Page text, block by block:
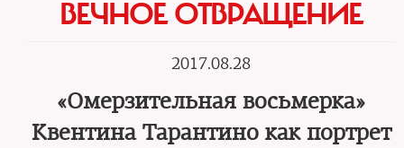
ВЕЧНОЕ ОТВРАЩЕНИЕ
2017.08.28
«Омерзительная восьмерка»
Квентина Тарантино как портрет